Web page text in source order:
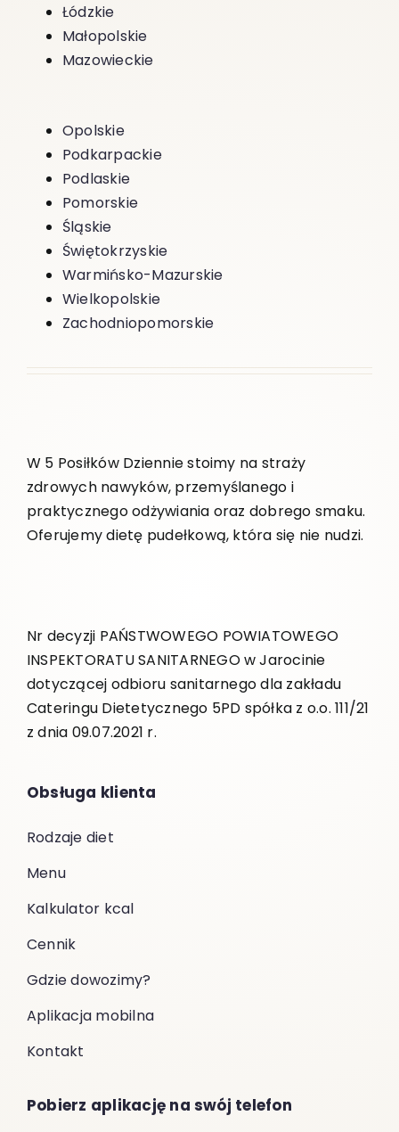
Łódzkie
Małopolskie
Mazowieckie
Opolskie
Podkarpackie
Podlaskie
Pomorskie
Śląskie
Świętokrzyskie
Warmińsko-Mazurskie
Wielkopolskie
Zachodniopomorskie
W 5 Posiłków Dziennie stoimy na straży
zdrowych nawyków, przemyślanego i
praktycznego odżywiania oraz dobrego smaku.
Oferujemy dietę pudełkową, która się nie nudzi.
Nr decyzji PAŃSTWOWEGO POWIATOWEGO
INSPEKTORATU SANITARNEGO w Jarocinie
dotyczącej odbioru sanitarnego dla zakładu
Cateringu Dietetycznego 5PD spółka z o.o. 111/21
z dnia 09.07.2021 r.
Obsługa klienta
Rodzaje diet
Menu
Kalkulator kcal
Cennik
Gdzie dowozimy?
Aplikacja mobilna
Kontakt
Pobierz aplikację na swój telefon